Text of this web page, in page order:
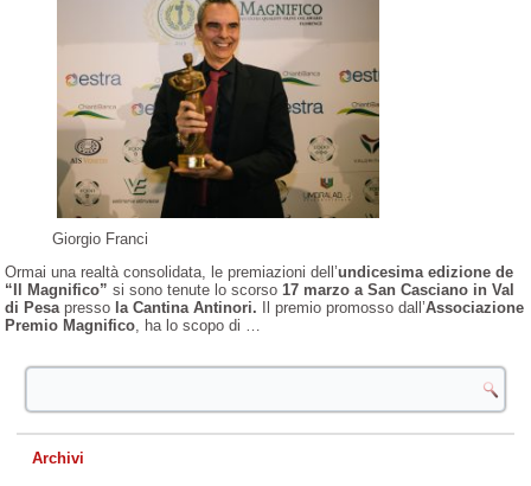
Giorgio Franci
Ormai una realtà consolidata, le premiazioni dell’undicesima edizione de
“Il Magnifico” si sono tenute lo scorso17 marzo a San Casciano in Val
di Pesapresso la Cantina Antinori. Il premio promosso dall’Associazione
Premio Magnifico, ha lo scopo di …
Archivi